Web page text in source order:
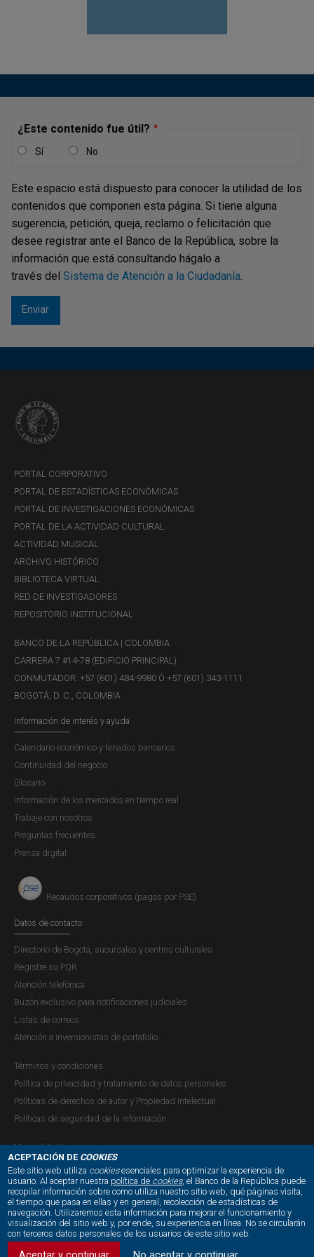
Sentencia C-481/99 de la Corte Constitucional.
Para un mayor detalle véase M. Jalil y L. Mahadeva
monetaria en Colombia”, Universidad Externado de
Colombia, Facultad de Finanzas, Gobierno y Relaciones
Un miembro de la Junta puede solicitar en cualquier
momento una reunión extraordinaria para tomar decisiones
de PM.
Antes conocido comoInforme sobre Inflación
JDBR en la reunión de agosto de 2019.
¿Este contenido fue útil?
Sí No
Este espacio está dispuesto para conocer la utilidad de los
contenidos que componen esta página. Si tiene alguna
sugerencia, petición, queja, reclamo o felicitación que
desee registrar ante el Banco de la República, sobre la
información que está consultando hágalo a
través del Sistema de Atención a la Ciudadanía.
ACEPTACIÓN DE COOKIES
Este sitio web utiliza cookiesesenciales para optimizar la experiencia de
usuario. Al aceptar nuestra política de cookies, el Banco de la República puede
recopilar información sobre como utiliza nuestro sitio web, qué páginas visita,
el tiempo que pasa en ellas y en general, recolección de estadísticas de
navegación. Utilizaremos esta información para mejorar el funcionamiento y
visualización del sitio web y, por ende, su experiencia en línea. No se circularán
con terceros datos personales de los usuarios de este sitio web.
PORTAL CORPORATIVO
PORTAL DE ESTADÍSTICAS ECONÓMICAS
PORTAL DE INVESTIGACIONES ECONÓMICAS
PORTAL DE LA ACTIVIDAD CULTURAL
ACTIVIDAD MUSICAL
ARCHIVO HISTÓRICO
BIBLIOTECA VIRTUAL
RED DE INVESTIGADORES
REPOSITORIO INSTITUCIONAL
BANCO DE LA REPÚBLICA | COLOMBIA
CARRERA 7 #14-78 (EDIFICIO PRINCIPAL)
CONMUTADOR: +57 (601) 484-9980 Ó +57 (601) 343-1111
BOGOTÁ, D. C., COLOMBIA
Información de interés y ayuda
Calendario económico y feriados bancarios
Continuidad del negocio
Glosario
Información de los mercados en tiempo real
Trabaje con nosotros
Preguntas frecuentes
Prensa digital
Recaudos corporativos (pagos por PSE)
Datos de contacto
Directorio de Bogotá, sucursales y centros culturales
Registre su PQR
Atención telefónica
Buzón exclusivo para notificaciones judiciales
Listas de correos
Atención a inversionistas de portafolio
Términos y condiciones
Política de privacidad y tratamiento de datos personales
Políticas de derechos de autor y Propiedad intelectual
Políticas de seguridad de la información
Mapa del sitio
NUESTRAS REDES SOCIALES: